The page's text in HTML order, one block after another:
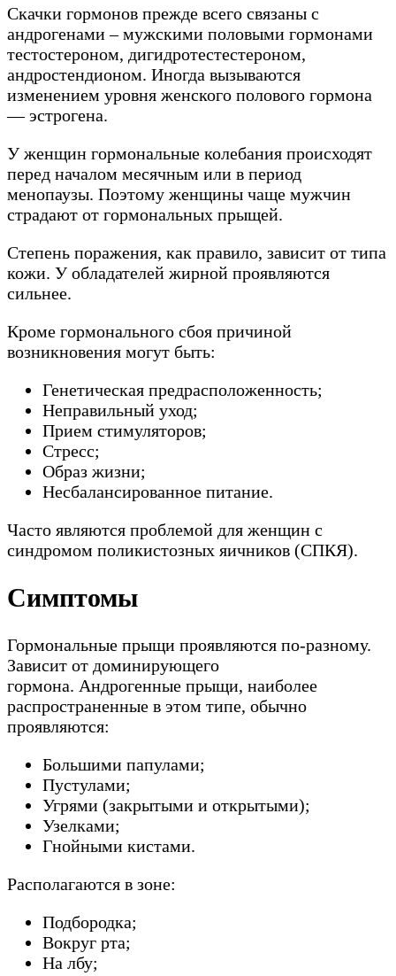
Скачки гормонов прежде всего связаны с
андрогенами – мужскими половыми гормонами
тестостероном, дигидротестестероном,
андростендионом. Иногда вызываются
изменением уровня женского полового гормона
— эстрогена.
У женщин гормональные колебания происходят
перед началом месячным или в период
менопаузы. Поэтому женщины чаще мужчин
страдают от гормональных прыщей.
Степень поражения, как правило, зависит от типа
кожи. У обладателей жирной проявляются
сильнее.
Кроме гормонального сбоя причиной
возникновения могут быть:
Генетическая предрасположенность;
Неправильный уход;
Прием стимуляторов;
Стресс;
Образ жизни;
Несбалансированное питание.
Часто являются проблемой для женщин с
синдромом поликистозных яичников (СПКЯ).
Симптомы
Гормональные прыщи проявляются по-разному.
Зависит от доминирующего
гормона. Андрогенные прыщи, наиболее
распространенные в этом типе, обычно
проявляются:
Большими папулами;
Пустулами;
Угрями (закрытыми и открытыми);
Узелками;
Гнойными кистами.
Располагаются в зоне:
Подбородка;
Вокруг рта;
На лбу;